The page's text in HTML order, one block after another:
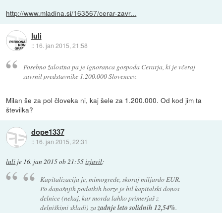
http://www.mladina.si/163567/cerar-zavr...
luli
:: 16. jan 2015, 21:58
Posebno žalostna pa je ignoranca gospoda Cerarja, ki je včeraj
zavrnil predstavnike 1.200.000 Slovencev.
Milan še za pol človeka ni, kaj šele za 1.200.000. Od kod jim ta
številka?
dope1337
:: 16. jan 2015, 22:31
luli je 16. jan 2015 ob 21:55izjavil:
Kapitalizacija je, mimogrede, skoraj miljardo EUR.
Po današnjih podatkih borze je bil kapitalski donos
delnice (nekaj, kar morda lahko primerjaš z
delniškimi skladi) zazadnje leto solidnih 12,54%.